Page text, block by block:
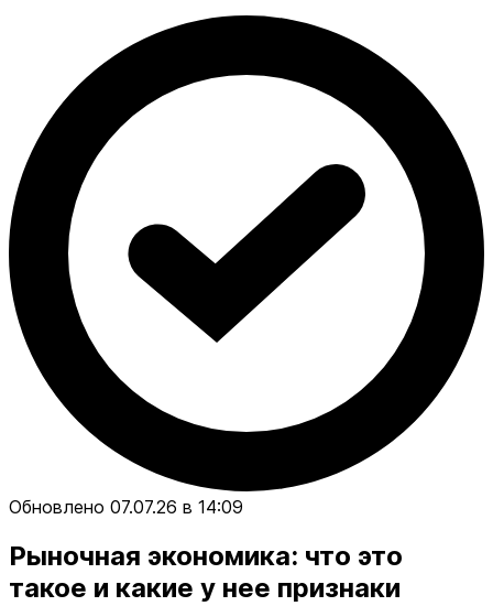
Обновлено 07.07.26 в 14:09
Рыночная экономика: что это
такое и какие у нее признаки